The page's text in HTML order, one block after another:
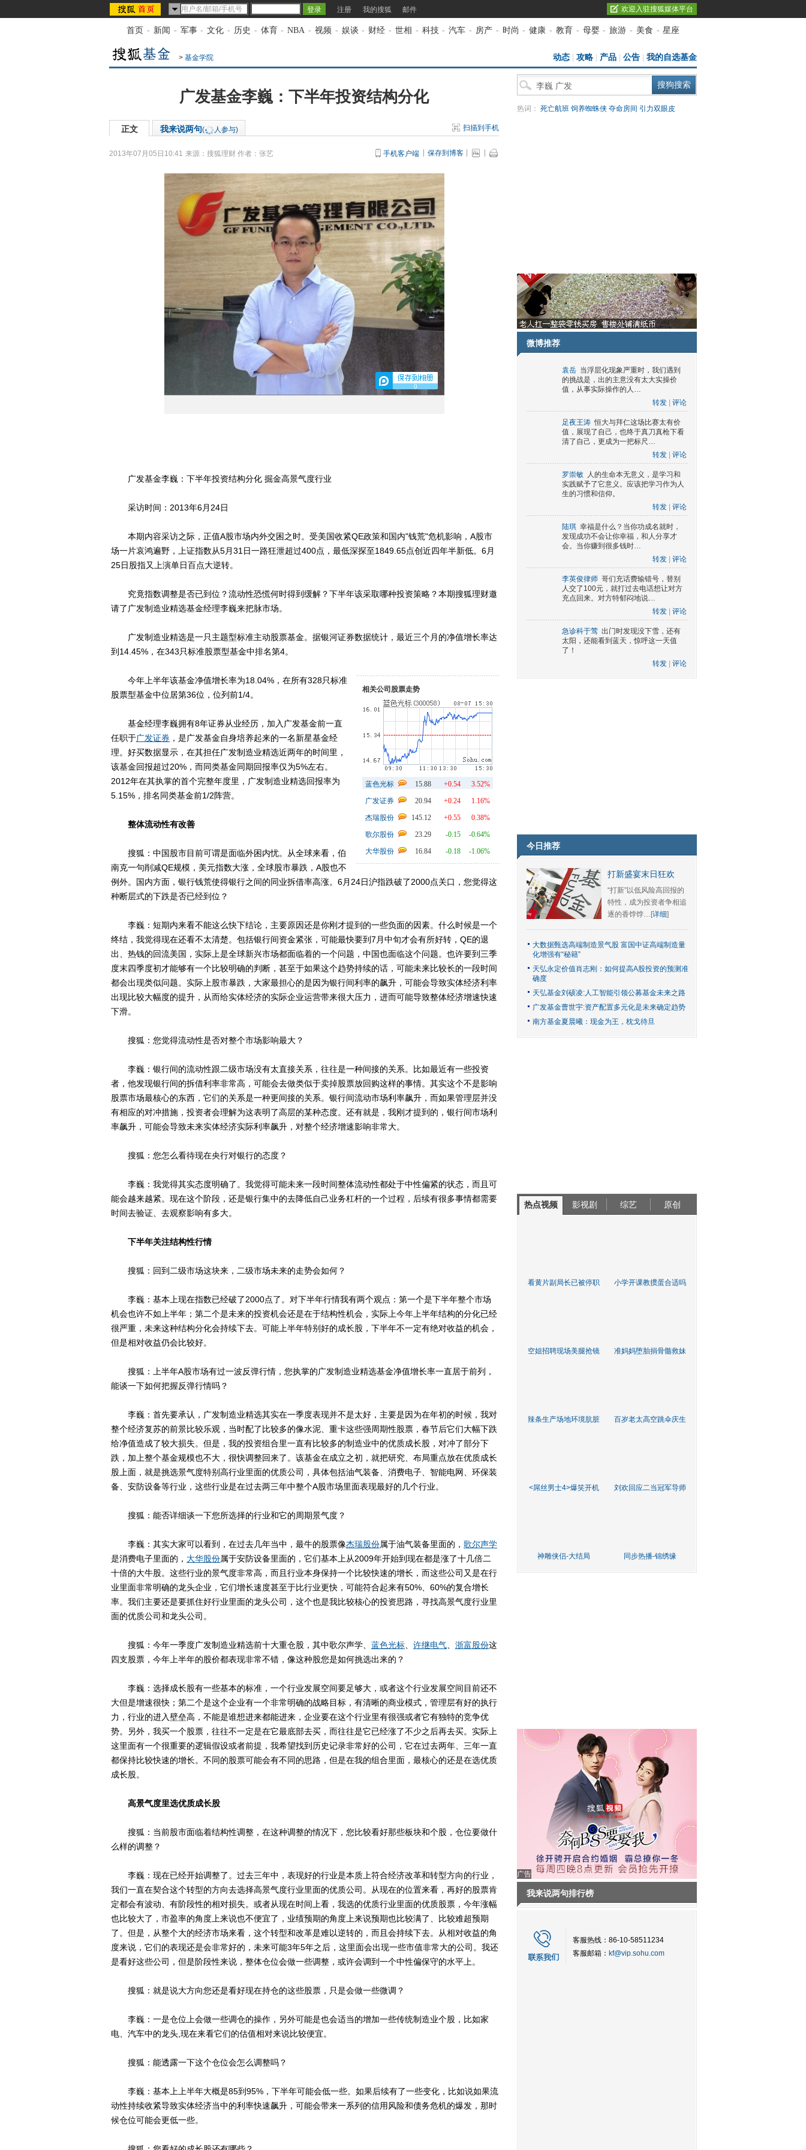
注册 我的搜狐 邮件 欢迎入驻搜狐媒体平台
首页 - 新闻 - 军事 - 文化 - 历史 - 体育 - NBA - 视频 - 娱谈 - 财经 - 世相 - 科技 - 汽车 - 房产 - 时尚 - 健康 - 教育 - 母婴 - 旅游 - 美食 - 星座
> 基金学院 动态 攻略 产品 公告 我的自选基金
广发基金李巍：下半年投资结构分化
正文 我来说两句( 人参与) 扫描到手机
2013年07月05日10:41 来源： 搜狐理财 作者：张艺 手机客户端 保存到博客
0
广发基金李巍：下半年投资结构分化 掘金高景气度行业
采访时间：2013年6月24日
本期内容采访之际，正值A股市场内外交困之时。受美国收紧QE政策和国内"钱荒"危机影响，A股市
场一片哀鸿遍野，上证指数从5月31日一路狂泄超过400点，最低深探至1849.65点创近四年半新低。6月
25日股指又上演单日百点大逆转。
究竟指数调整是否已到位？流动性恐慌何时得到缓解？下半年该采取哪种投资策略？本期搜狐理财邀
请了广发制造业精选基金经理李巍来把脉市场。
广发制造业精选是一只主题型标准主动股票基金。据银河证券数据统计，最近三个月的净值增长率达
到14.45%，在343只标准股票型基金中排名第4。
相关公司股票走势
蓝色光标 15.88 +0.54
3.52%
广发证券
20.94 +0.24
1.16%
杰瑞股份
145.12 +0.55
0.38%
歌尔股份
23.29 -0.15
-0.64%
大华股份
16.84 -0.18 -1.06%
今年上半年该基金净值增长率为18.04%，在所有328只标准
股票型基金中位居第36位，位列前1/4。
基金经理李巍拥有8年证券从业经历，加入广发基金前一直
任职于广发证券 ，是广发基金自身培养起来的一名新星基金经
理。好买数据显示，在其担任广发制造业精选近两年的时间里，
该基金回报超过20%，而同类基金同期回报率仅为5%左右。
2012年在其执掌的首个完整年度里，广发制造业精选回报率为
5.15%，排名同类基金前1/2阵营。
整体流动性有改善
搜狐：中国股市目前可谓是面临外困内忧。从全球来看，伯
南克一句削减QE规模，美元指数大涨，全球股市暴跌，A股也不
例外。国内方面，银行钱荒使得银行之间的同业拆借率高涨。6月24日沪指跌破了2000点关口，您觉得这
种断层式的下跌是否已经到位？
李巍：短期内来看不能这么快下结论，主要原因还是你刚才提到的一些负面的因素。什么时候是一个
终结，我觉得现在还看不太清楚。包括银行间资金紧张，可能最快要到7月中旬才会有所好转，QE的退
出、热钱的回流美国，实际上是全球新兴市场都面临着的一个问题，中国也面临这个问题。也许要到三季
度末四季度初才能够有一个比较明确的判断，甚至于如果这个趋势持续的话，可能未来比较长的一段时间
都会出现类似问题。实际上股市暴跌，大家最担心的是因为银行间利率的飙升，可能会导致实体经济利率
出现比较大幅度的提升，从而给实体经济的实际企业运营带来很大压力，进而可能导致整体经济增速快速
下滑。
搜狐：您觉得流动性是否对整个市场影响最大？
李巍：银行间的流动性跟二级市场没有太直接关系，往往是一种间接的关系。比如最近有一些投资
者，他发现银行间的拆借利率非常高，可能会去做类似于卖掉股票放回购这样的事情。其实这个不是影响
股票市场最核心的东西，它们的关系是一种更间接的关系。银行间流动市场利率飙升，而如果管理层并没
有相应的对冲措施，投资者会理解为这表明了高层的某种态度。还有就是，我刚才提到的，银行间市场利
率飙升，可能会导致未来实体经济实际利率飙升，对整个经济增速影响非常大。
搜狐：您怎么看待现在央行对银行的态度？
李巍：我觉得其实态度明确了。我觉得可能未来一段时间整体流动性都处于中性偏紧的状态，而且可
能会越来越紧。现在这个阶段，还是银行集中的去降低自己业务杠杆的一个过程，后续有很多事情都需要
时间去验证、去观察影响有多大。
下半年关注结构性行情
搜狐：回到二级市场这块来，二级市场未来的走势会如何？
李巍：基本上现在指数已经破了2000点了。对下半年行情我有两个观点：第一个是下半年整个市场
机会也许不如上半年；第二个是未来的投资机会还是在于结构性机会，实际上今年上半年结构的分化已经
很严重，未来这种结构分化会持续下去。可能上半年特别好的成长股，下半年不一定有绝对收益的机会，
但是相对收益仍会比较好。
搜狐：上半年A股市场有过一波反弹行情，您执掌的广发制造业精选基金净值增长率一直居于前列，
能谈一下如何把握反弹行情吗？
李巍：首先要承认，广发制造业精选其实在一季度表现并不是太好，主要是因为在年初的时候，我对
整个经济复苏的前景比较乐观，当时配了比较多的像水泥、重卡这些强周期性股票，春节后它们大幅下跌
给净值造成了较大损失。但是，我的投资组合里一直有比较多的制造业中的优质成长股，对冲了部分下
跌，加上整个基金规模也不大，很快调整回来了。该基金在成立之初，就把研究、布局重点放在优质成长
股上面，就是挑选景气度特别高行业里面的优质公司，具体包括油气装备、消费电子、智能电网、环保装
备、安防设备等行业，这些行业是在过去两三年中整个A股市场里面表现最好的几个行业。
搜狐：能否详细谈一下您所选择的行业和它的周期景气度？
李巍：其实大家可以看到，在过去几年当中，最牛的股票像杰瑞股份属于油气装备里面的， 歌尔声学
是消费电子里面的， 大华股份属于安防设备里面的，它们基本上从2009年开始到现在都是涨了十几倍二
十倍的大牛股。这些行业的景气度非常高，而且行业本身保持一个比较快速的增长，而这些公司又是在行
业里面非常明确的龙头企业，它们增长速度甚至于比行业更快，可能符合起来有50%、60%的复合增长
率。我们主要还是要抓住好行业里面的龙头公司，这个也是我比较核心的投资思路，寻找高景气度行业里
面的优质公司和龙头公司。
搜狐：今年一季度广发制造业精选前十大重仓股，其中歌尔声学、 蓝色光标 许继电气 浙富股份这
四支股票，今年上半年的股价都表现非常不错，像这种股您是如何挑选出来的？
李巍：选择成长股有一些基本的标准，一个行业发展空间要足够大，或者这个行业发展空间目前还不
大但是增速很快；第二个是这个企业有一个非常明确的战略目标，有清晰的商业模式，管理层有好的执行
力，行业的进入壁垒高，不能是谁想进来都能进来，企业要在这个行业里有很强或者它有独特的竞争优
势。另外，我买一个股票，往往不一定是在它最底部去买，而往往是它已经涨了不少之后再去买。实际上
这里面有一个很重要的逻辑假设或者前提，我希望找到历史记录非常好的公司，它在过去两年、三年一直
都保持比较快速的增长。不同的股票可能会有不同的思路，但是在我的组合里面，最核心的还是在选优质
成长股。
高景气度里选优质成长股
搜狐：当前股市面临着结构性调整，在这种调整的情况下，您比较看好那些板块和个股，仓位要做什
么样的调整？
李巍：现在已经开始调整了。过去三年中，表现好的行业是本质上符合经济改革和转型方向的行业，
我们一直在契合这个转型的方向去选择高景气度行业里面的优质公司。从现在的位置来看，再好的股票肯
定都会有波动、有阶段性的相对损失。或者从现在时间上看，我选的优质行业里面的优质股票，今年涨幅
也比较大了，市盈率的角度上来说也不便宜了，业绩预期的角度上来说预期也比较满了、比较难超预期
了。但是，从整个大的经济市场来看，这个转型和改革是难以逆转的，而且会持续下去。从相对收益的角
度来说，它们的表现还是会非常好的，未来可能3年5年之后，这里面会出现一些市值非常大的公司。我还
是看好这些公司，但是阶段性来说，整体仓位会做一些调整，或许会调到一个中性偏保守的水平上。
搜狐：就是说大方向您还是看好现在持仓的这些股票，只是会做一些微调？
李巍：一是仓位上会做一些调仓的操作，另外可能是也会适当的增加一些传统制造业个股，比如家
电、汽车中的龙头,现在来看它们的估值相对来说比较便宜。
搜狐：能透露一下这个仓位会怎么调整吗？
李巍：基本上上半年大概是85到95%，下半年可能会低一些。如果后续有了一些变化，比如说如果流
动性持续收紧导致实体经济当中的利率快速飙升，可能会带来一系列的信用风险和债务危机的爆发，那时
候仓位可能会更低一些。
热词： 死亡航班 饲养蜘蛛侠 夺命房间 引力双眼皮
微博推荐
袁岳 当浮层化现象严重时，我们遇到
的挑战是，出的主意没有太大实操价
值，从事实际操作的人…
转发
评论
足夜王涛 恒大与拜仁这场比赛太有价
值，展现了自己，也终于真刀真枪下看
清了自己，更成为一把标尺…
转发
评论
罗崇敏 人的生命本无意义，是学习和
实践赋予了它意义。应该把学习作为人
生的习惯和信仰。
转发
评论
陆琪 幸福是什么？当你功成名就时，
发现成功不会让你幸福，和人分享才
会。当你赚到很多钱时…
转发
评论
李英俊律师 哥们充话费输错号，替别
人交了100元，就打过去电话想让对方
充点回来。对方特郁闷地说…
转发
评论
急诊科于莺 出门时发现没下雪，还有
太阳，还能看到蓝天，惊呼这一天值
了！
转发
评论
今日推荐
打新盛宴末日狂欢
“打新”以低风险高回报的
特性，成为投资者争相追
逐的香饽饽…[详细]
大数据甄选高端制造景气股 富国中证高端制造量
化增强有“秘籍”
天弘永定价值肖志刚：如何提高A股投资的预测准
确度
天弘基金刘硕凌:人工智能引领公募基金未来之路
广发基金曹世宇:资产配置多元化是未来确定趋势
南方基金夏晨曦：现金为王，枕戈待旦
热点视频 影视剧 综艺 原创
看黄片副局长已被停职 小学开课教掼蛋合适吗
空姐招聘现场美腿抢镜 准妈妈堕胎捐骨髓救妹
辣条生产场地环境肮脏 百岁老太高空跳伞庆生
<屌丝男士4>爆笑开机 刘欢回应二当冠军导师
神雕侠侣-大结局 同步热播-锦绣缘
广告
我来说两句排行榜
客服热线：86-10-58511234
客服邮箱： kf@vip.sohu.com